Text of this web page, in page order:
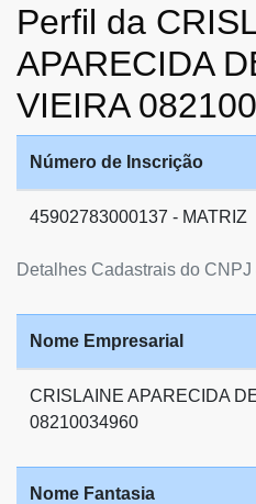
Perfil da
APARECIDA
VIEIRA
Detalhes Cadastrais do
Número de Inscrição
45902783000137 - MATRIZ
Nome Empresarial
CRISLAINE APARECIDA
08210034960
Nome Fantasia